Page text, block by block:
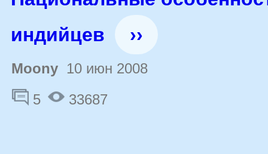
индийцев
››
Moony 10 июн 2008
5
33687